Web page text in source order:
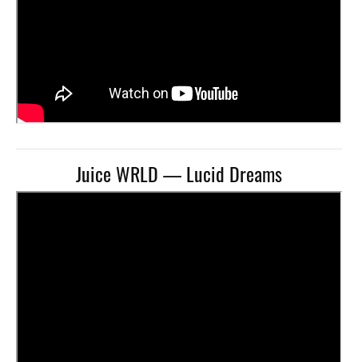
Juice WRLD — Lucid Dreams